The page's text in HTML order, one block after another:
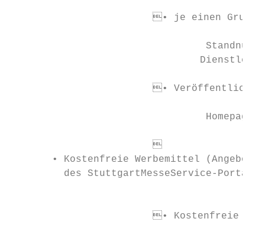
• Kostenfreie Werbemittel (Angebot im Werbemittelshop 		                 			• Free
des StuttgartMesseService-Portal verfügbar)